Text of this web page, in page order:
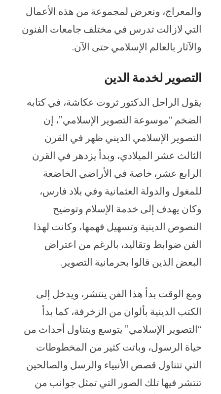
والمعراج، ونعرض لمجموعة من هذه الأعمال
التي لازالت تدرس في مختلف جامعات الفنون
والآثار بالعالم الإسلامي حتى الآن.
التصوير لخدمة الدين
يقول الراحل الدكتور ثروت عكاشة، في كتابه
الضخم “موسوعة التصوير الإسلامي”، إن
التصوير الإسلامي الديني ظهر في القرن
الثالث عشر الميلادي، وبدأ يزدهر في القرن
الرابع عشر، خاصة في الأراضي الخاضعة
للمغول والدولة العثمانية وفي بلاد فارس،
وكان يهدف إلى خدمة الإسلام وتوضيح
النصوص الدينية وتسهيل فهمها، وكانت لهذا
الفن ضوابط وتقاليد، بالرغم من اعتراض
البعض الذين قالوا بحرمانية التصوير.
ومع الوقت بدأ هذا الفن ينتشر، ويدخل إلى
الكتب الدينية بألوان من الزخرفة، كما بدأ
“التصوير الإسلامي” يتوسع ويتناول أحداث من
حياة الرسول، وباتت كثير من المخطوطات
التي تتناول قصص الأنبياء والرسل والصالحين
تنتشر فيها تلك الصور التي تمثل جوانب من